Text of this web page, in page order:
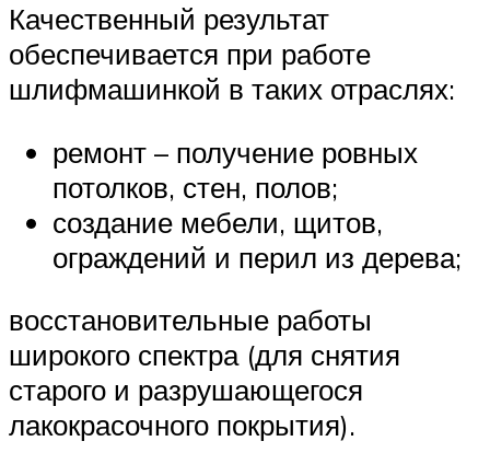
Качественный результат
обеспечивается при работе
шлифмашинкой в таких отраслях:
ремонт – получение ровных
потолков, стен, полов;
создание мебели, щитов,
ограждений и перил из дерева;
восстановительные работы
широкого спектра (для снятия
старого и разрушающегося
лакокрасочного покрытия).